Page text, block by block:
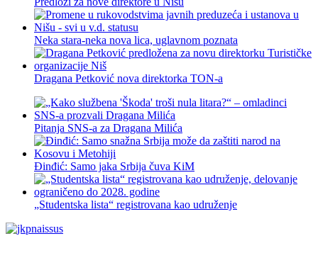
Neka stara-neka nova lica, uglavnom poznata
Dragana Petković nova direktorka TON-a
Pitanja SNS-a za Dragana Milića
Đinđić: Samo jaka Srbija čuva KiM
„Studentska lista“ registrovana kao udruženje